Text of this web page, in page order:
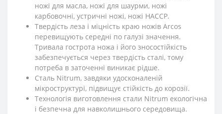
ножі для масла, ножі для шаурми, ножі
карбовочні, устричні ножі, ножі HACCP.
Твердість леза і міцність краю ножів Arcos
перевищують середні по галузі значення.
Тривала гострота ножа і його зносостійкість
забезпечується через твердість сталі, тому
потреба в заточенні виникає рідше.
Сталь Nitrum, завдяки удосконаленій
мікроструктурі, підвищує стійкість до корозії.
Технологія виготовлення стали Nitrum екологічна
і безпечна для навколишнього середовища.